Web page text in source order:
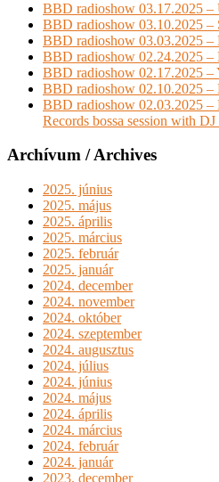
BBD radioshow 03.17.2025 –
BBD radioshow 03.10.2025 –
BBD radioshow 03.03.2025
BBD radioshow 02.24.2025 –
BBD radioshow 02.17.2025 –
BBD radioshow 02.10.2025 –
BBD radioshow 02.03.2025 –
Records bossa session with
Archívum / Archives
2025. június
2025. május
2025. április
2025. március
2025. február
2025. január
2024. december
2024. november
2024. október
2024. szeptember
2024. augusztus
2024. július
2024. június
2024. május
2024. április
2024. március
2024. február
2024. január
2023. december